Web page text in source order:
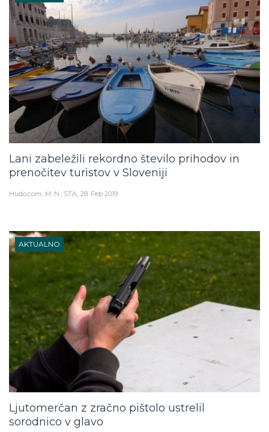
Lani zabeležili rekordno število prihodov in
prenočitev turistov v Sloveniji
Hudo.com M. N., STA 28. Feb 2019
AKTUALNO
Ljutomerčan z zračno pištolo ustrelil
sorodnico v glavo